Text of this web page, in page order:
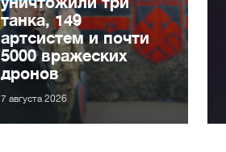
танка, 149
артсистем и почти
5000 вражеских
дронов
7 августа 2026